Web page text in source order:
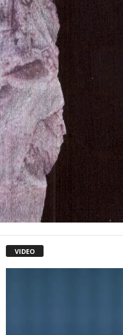
VIDEO